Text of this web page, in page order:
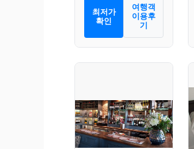
최저가
확인
여행객
이용후
기